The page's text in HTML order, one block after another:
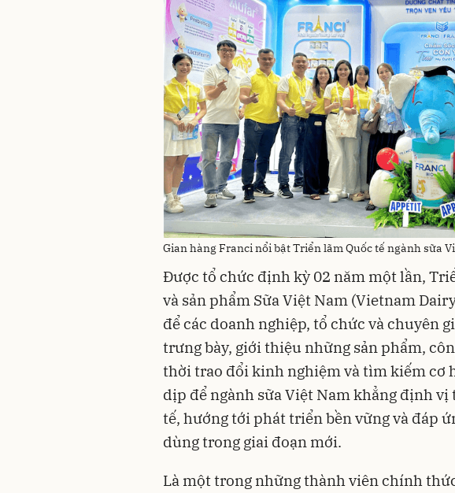
Gian hàng Franci nổi bật Triển lãm Quốc tế ngành sữa
Được tổ chức định kỳ 02 năm một lần,
và sản phẩm Sữa Việt Nam (Vietnam
để các doanh nghiệp, tổ chức và chuyên
trưng bày, giới thiệu những sản phẩm,
thời trao đổi kinh nghiệm và tìm kiếm cơ
dịp để ngành sữa Việt Nam khẳng định vị
tế, hướng tới phát triển bền vững và đáp
dùng trong giai đoạn mới.
Là một trong những thành viên chính